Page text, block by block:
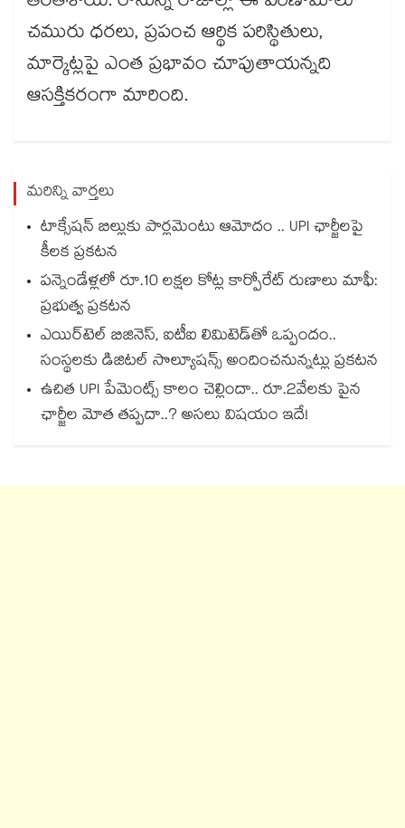
చమురు ధరలు, ప్రపంచ ఆర్థిక పరిస్థితులు,
మార్కెట్లపై ఎంత ప్రభావం చూపుతాయన్నది
ఆసక్తికరంగా మారింది.
మరిన్ని వార్తలు
టాక్సేషన్ బిల్లుకు పార్లమెంటు ఆమోదం .. UPI ఛార్జీలపై
కీలక ప్రకటన
పన్నెండేళ్లలో రూ.10 లక్షల కోట్ల కార్పోరేట్ రుణాలు మాఫీ:
ప్రభుత్వ ప్రకటన
ఎయిర్‌టెల్ బిజినెస్, ఐటీఐ లిమిటెడ్‌తో ఒప్పందం..
సంస్థలకు డిజిటల్ సొల్యూషన్స్ అందించనున్నట్లు ప్రకటన
ఉచిత UPI పేమెంట్స్ కాలం చెల్లిందా.. రూ.2వేలకు పైన
ఛార్జీల మోత తప్పదా..? అసలు విషయం ఇదే!